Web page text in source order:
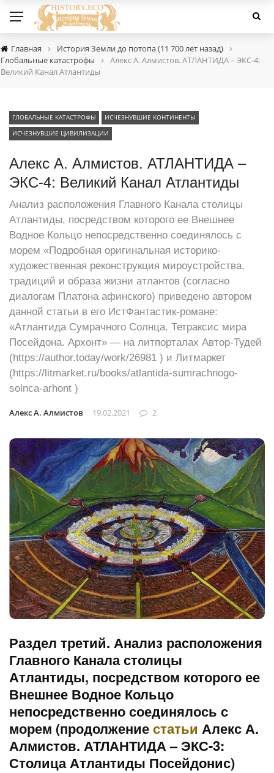
Главная › История Земли до потопа (11 700 лет назад) ›
Глобальные катастрофы ›
Алекс А. Алмистов. АТЛАНТИДА – ЭКС-4:
Великий Канал Атлантиды
ГЛОБАЛЬНЫЕ КАТАСТРОФЫ
ИСЧЕЗНУВШИЕ КОНТИНЕНТЫ
ИСЧЕЗНУВШИЕ ЦИВИЛИЗАЦИИ
Алекс А. Алмистов. АТЛАНТИДА –
ЭКС-4: Великий Канал Атлантиды
Анализ расположения Главного Канала столицы
Атлантиды, посредством которого ее Внешнее
Водное Кольцо непосредственно соединялось с
морем «Подробная оригинальная историко-
художественная реконструкция мироустройства,
традиций и образа жизни атлантов (согласно
диалогам Платона афинского) приведено автором
данной статьи в его ИстФантастик-романе:
«Атлантида Сумрачного Солнца. Тетраксис мира
Посейдона. Архонт» — на литпорталах Автор-Тудей
(https://author.today/work/26981 ) и Литмаркет
(https://litmarket.ru/books/atlantida-sumrachnogo-
solnca-arhont )
Алекс А. Алмистов 19.02.2021 2
Раздел третий. Анализ расположения
Главного Канала столицы
Атлантиды, посредством которого ее
Внешнее Водное Кольцо
непосредственно соединялось с
морем (продолжениестатьи Алекс А.
Алмистов. АТЛАНТИДА – ЭКС-3:
Столица Атлантиды Посейдонис)